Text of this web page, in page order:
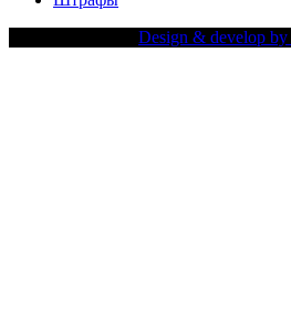
Design & develop